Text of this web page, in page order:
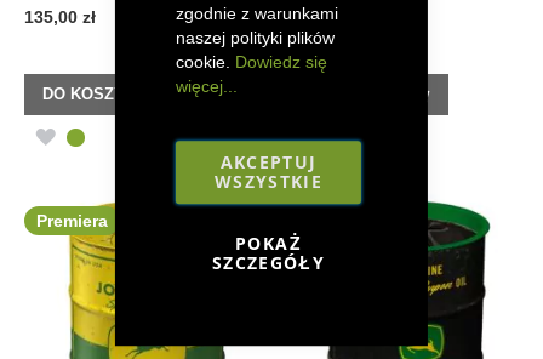
zgodnie z warunkami
naszej polityki plików
cookie. Dowiedz się
więcej...
AKCEPTUJ
WSZYSTKIE
POKAŻ
SZCZEGÓŁY
135,00 zł
DO KOSZYKA
DODAJ
LISTY
ŻYCZEŃ
75,00 zł
DODAJ
DO
ŻYCZEŃ
Premiera